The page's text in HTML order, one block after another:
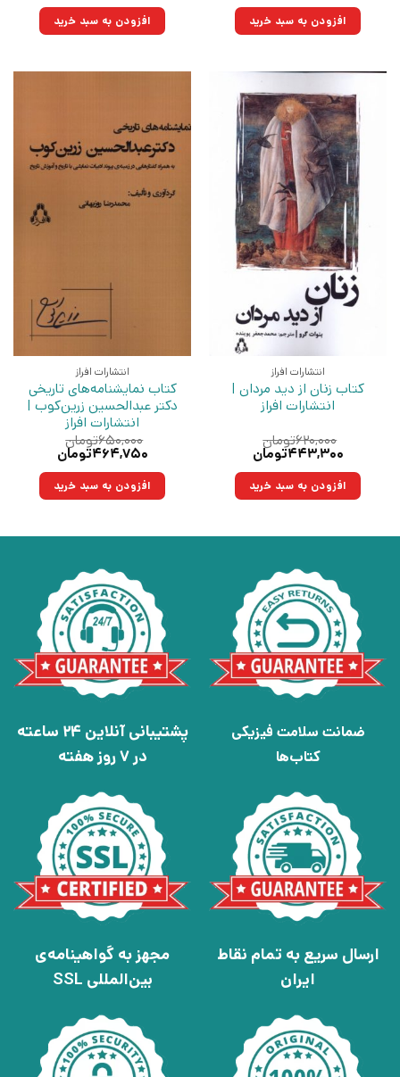
۷۷۰,۰۰۰تومان
بود.
۵۵۰,۵۵۰تومان. افزودن به سبد خرید ۳۵۰,۰۰۰تومان
بود.
۲۵۰,۲۵۰تومان.افزودن به سبد خرید
انتشارات افراز
کتاب زنان از دید مردان |
انتشارات افراز
۶۲۰,۰۰۰تومان
قیمت
۶۲۰,۰۰۰تومان
بود.
۴۴۳,۳۰۰تومان
۴۴۳,۳۰۰تومان.افزودن به سبد خرید
انتشارات افراز
کتاب نمایشنامه‌های تاریخی
دکتر عبدالحسین زرین‌کوب |
انتشارات افراز
۶۵۰,۰۰۰تومان
قیمت
۶۵۰,۰۰۰تومان
بود.
۴۶۴,۷۵۰تومان
۴۶۴,۷۵۰تومان.افزودن به سبد خرید
ضمانت سلامت فیزیکی
کتاب‌ها
پشتیبانی آنلاین 24 ساعته
در 7 روز هفته
ارسال سریع به تمام نقاط
ایران
مجهز به گواهینامه‌ی
بین‌المللی SSL